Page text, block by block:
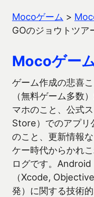
Mocoゲーム >
GOのジョウトツア
Mocoゲー
ゲーム作成の悲喜
（無料ゲーム多数
マホのこと、公式
Store）でのアプリ
のこと、更新情報
ケー時代からかれ
ログです。
（Xcode,
発）に関する技術